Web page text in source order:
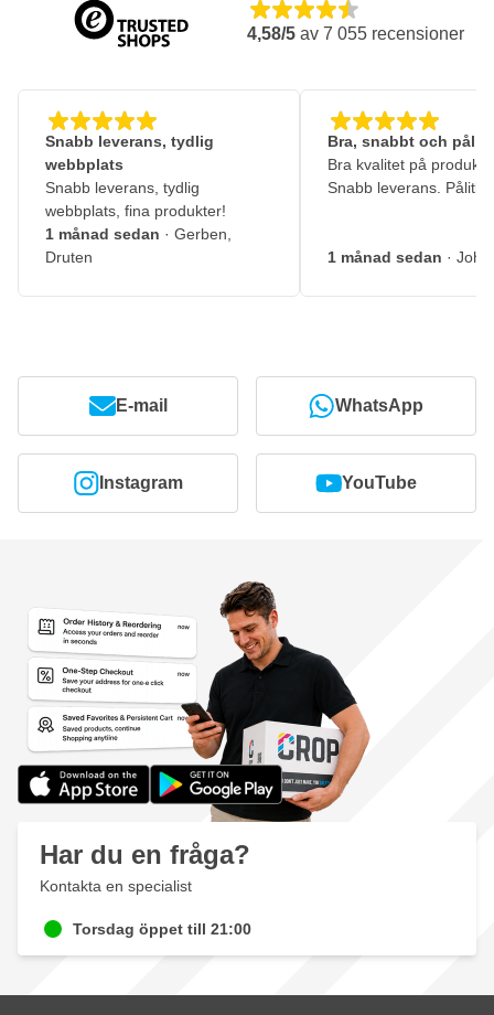
4,58/5 av 7 055 recensioner
Snabb leverans, tydlig
webbplats
Snabb leverans, tydlig
webbplats, fina produkter!
1 månad sedan · Gerben,
Druten
Bra, snabbt och
Bra kvalitet på
Snabb leverans.
1 månad sedan ·
E-mail WhatsApp
Instagram YouTube
Har du en fråga?
Kontakta en specialist
Torsdag öppet till 21:00